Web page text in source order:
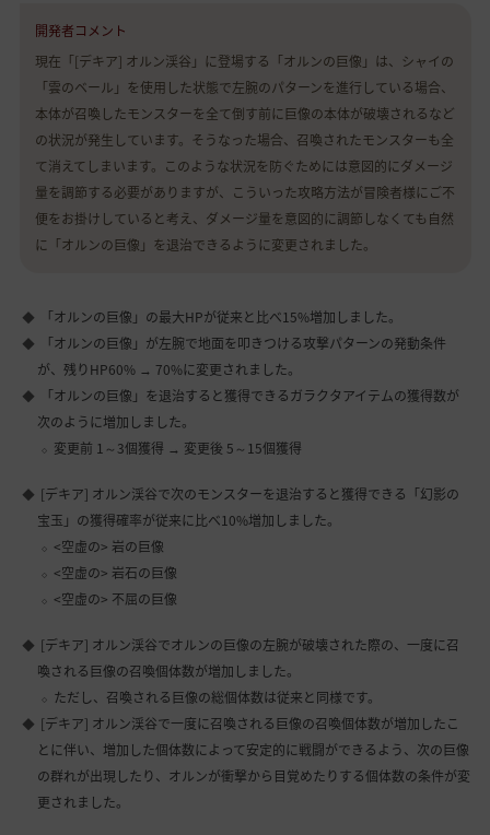
開発者コメント
現在「[デキア] オルン渓谷」に登場する「オルンの巨像」は、シャイの
「雲のベール」を使用した状態で左腕のパターンを進行している場合、
本体が召喚したモンスターを全て倒す前に巨像の本体が破壊されるなど
の状況が発生しています。そうなった場合、召喚されたモンスターも全
て消えてしまいます。このような状況を防ぐためには意図的にダメージ
量を調節する必要がありますが、こういった攻略方法が冒険者様にご不
便をお掛けしていると考え、ダメージ量を意図的に調節しなくても自然
に「オルンの巨像」を退治できるように変更されました。
「オルンの巨像」の最大HPが従来と比べ15%増加しました。
「オルンの巨像」が左腕で地面を叩きつける攻撃パターンの発動条件
が、残りHP60% → 70%に変更されました。
「オルンの巨像」を退治すると獲得できるガラクタアイテムの獲得数が
次のように増加しました。
変更前 1～3個獲得 → 変更後 5～15個獲得
[デキア] オルン渓谷で次のモンスターを退治すると獲得できる「幻影の
宝玉」の獲得確率が従来に比べ10%増加しました。
<空虚の> 岩の巨像
<空虚の> 岩石の巨像
<空虚の> 不屈の巨像
[デキア] オルン渓谷でオルンの巨像の左腕が破壊された際の、一度に召
喚される巨像の召喚個体数が増加しました。
ただし、召喚される巨像の総個体数は従来と同様です。
[デキア] オルン渓谷で一度に召喚される巨像の召喚個体数が増加したこ
とに伴い、増加した個体数によって安定的に戦闘ができるよう、次の巨像
の群れが出現したり、オルンが衝撃から目覚めたりする個体数の条件が変
更されました。